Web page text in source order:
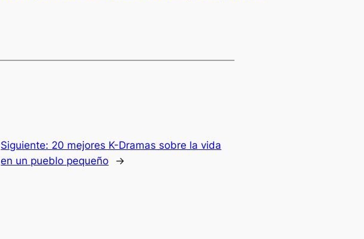
Siguiente: 20 mejores K-Dramas sobre la vida
en un pueblo pequeño
→